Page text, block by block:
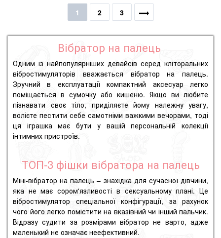
1 2 3
Вібратор на палець
Одним із найпопулярніших девайсів серед кліторальних
вібростимуляторів вважається вібратор на палець.
Зручний в експлуатації компактний аксесуар легко
поміщається в сумочку або кишеню. Якщо ви любите
пізнавати своє тіло, приділяєте йому належну увагу,
волієте пестити себе самотніми важкими вечорами, тоді
ця іграшка має бути у вашій персональній колекції
інтимних пристроїв.
ТОП-3 фішки вібратора на палець
Міні-вібратор на палець – знахідка для сучасної дівчини,
яка не має сором'язливості в сексуальному плані. Це
вібростимулятор спеціальної конфігурації, за рахунок
чого його легко помістити на вказівний чи інший пальчик.
Відразу судити за розмірами вібратор не варто, адже
маленький не означає неефективний.